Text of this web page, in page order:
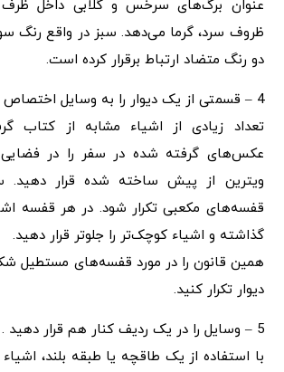
عنوان برگ‌های سرخس و گلابی داخل
ظروف سرد، گرما می‌دهد. سبز در واقع رنگ
دو رنگ‌ متضاد ارتباط برقرار کرده است.
4 – قسمتی از یک دیوار را به وسایل اختصاص دهید .
تعداد زیادی از اشیاء مشابه از کتاب
عکس‌های گرفته شده در سفر را در
ویترین از پیش ساخته شده قرار دهید.
قفسه‌های مکعبی تکرار شود. در هر قفسه
گذاشته و اشیاء کوچک‌تر را جلوتر قرار دهید.
همین قانون را در مورد قفسه‌های مستطیل
دیوار تکرار کنید.
5 – وسایل را در یک ردیف کنار هم قرار دهید .
با استفاده از یک طاقچه یا طبقه بلند،